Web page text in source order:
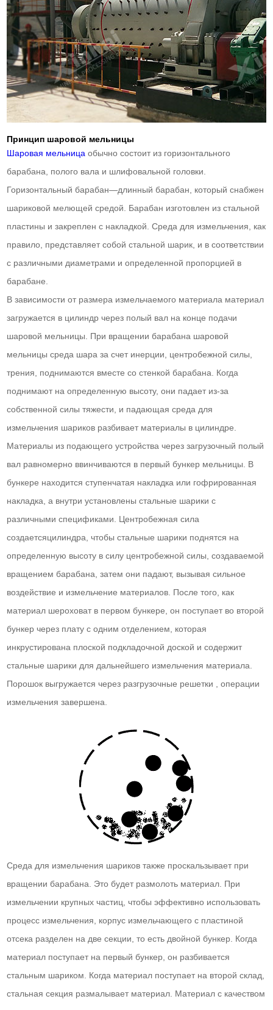
Принцип шаровой мельницы
Шаровая мельница обычно состоит из горизонтального
барабана, полого вала и шлифовальной головки.
Горизонтальный барабан—длинный барабан, который снабжен
шариковой мелющей средой. Барабан изготовлен из стальной
пластины и закреплен с накладкой. Среда для измельчения, как
правило, представляет собой стальной шарик, и в соответствии
с различными диаметрами и определенной пропорцией в
барабане.
В зависимости от размера измельчаемого материала материал
загружается в цилиндр через полый вал на конце подачи
шаровой мельницы. При вращении барабана шаровой
мельницы среда шара за счет инерции, центробежной силы,
трения, поднимаются вместе со стенкой барабана. Когда
поднимают на определенную высоту, они падает из-за
собственной силы тяжести, и падающая среда для
измельчения шариков разбивает материалы в цилиндре.
Материалы из подающего устройства через загрузочный полый
вал равномерно ввинчиваются в первый бункер мельницы. В
бункере находится ступенчатая накладка или гофрированная
накладка, а внутри установлены стальные шарики с
различными спецификами. Центробежная сила
создаетсяцилиндра, чтобы стальные шарики поднятся на
определенную высоту в силу центробежной силы, создаваемой
вращением барабана, затем они падают, вызывая сильное
воздействие и измельчение материалов. После того, как
материал шероховат в первом бункере, он поступает во второй
бункер через плату с одним отделением, которая
инкрустирована плоской подкладочной доской и содержит
стальные шарики для дальнейшего измельчения материала.
Порошок выгружается через разгрузочные решетки , операции
измельчения завершена.
Среда для измельчения шариков также проскальзывает при
вращении барабана. Это будет размолоть материал. При
измельчении крупных частиц, чтобы эффективно использовать
процесс измельчения, корпус измельчающего с пластиной
отсека разделен на две секции, то есть двойной бункер. Когда
материал поступает на первый бункер, он разбивается
стальным шариком. Когда материал поступает на второй склад,
стальная секция размалывает материал. Материал с качеством